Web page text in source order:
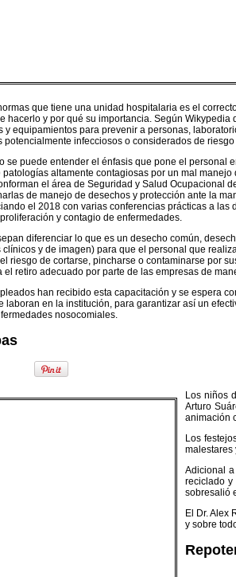
que tiene una unidad hospitalaria es el
hacerlo y por qué su importancia. Según
y equipamientos para prevenir a personas,
potencialmente infecciosos o considerados de
se puede entender el énfasis que pone el personal
altamente contagiosas por un mal
el área de Seguridad y Salud Ocupacional
de manejo de desechos y protección ante la
el 2018 con varias conferencias prácticas a las
y contagio de enfermedades.
diferenciar lo que es un desecho común,
y de imagen) para que el personal que
riesgo de cortarse, pincharse o contaminarse por
el retiro adecuado por parte de las empresas de
han recibido esta capacitación y se espera
laboran en la institución, para garantizar así un
nosocomiales.
Los niños
Arturo
animación
Los
malestares
Adicional
reciclado
sobresalió
El Dr. Alex
y sobre